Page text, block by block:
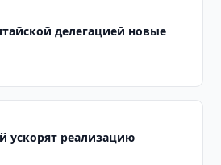
делегацией новые
ускорят реализацию